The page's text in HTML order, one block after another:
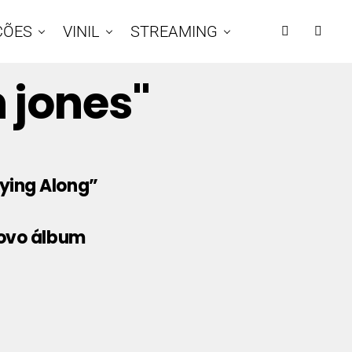
VINIL STREAMING
Along”
álbum